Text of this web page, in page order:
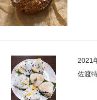
2021
佐渡